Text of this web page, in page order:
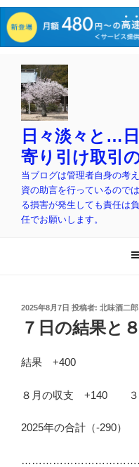
日々淡々と…
寄り引け取引
当ブログは管理者自身の考
資の助言を行っているので
る損害が発生しても責任は
任でお願いします。
投
稿
日:
2025年8月7日 投稿者: 北味酒二郎
７日の結果と
結果 +400
８月の収支 +140 ３
2025年の合計（-290）